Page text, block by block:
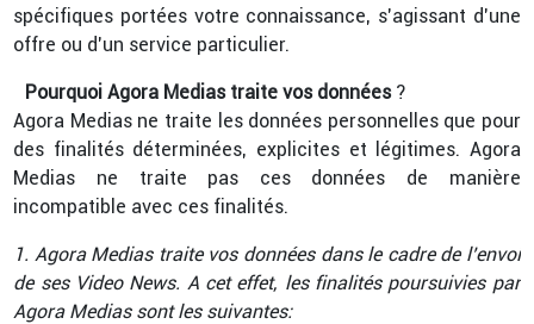
spécifiques portées votre connaissance, s’agissant d’une
offre ou d’un service particulier.
Pourquoi Agora Medias traite vos données?
Agora Medias ne traite les données personnelles que pour
des finalités déterminées, explicites et légitimes. Agora
Medias ne traite pas ces données de manière
incompatible avec ces finalités.
1. Agora Medias traite vos données dans le cadre de l’envoi
de ses Video News. A cet effet, les finalités poursuivies par
Agora Medias sont les suivantes: